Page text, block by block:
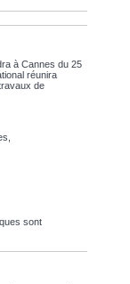
à Cannes du 25
réunira
de
sont